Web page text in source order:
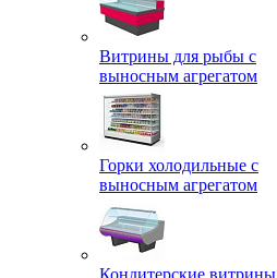
Витрины для рыбы с
выносным агрегатом
Горки холодильные с
выносным агрегатом
Кондитерские витрины